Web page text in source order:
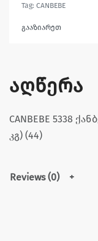
Tag: CANBEBE
გააზიარეთ
აღწერა
CANBEBE 5338
კგ) (44)
Reviews (0)